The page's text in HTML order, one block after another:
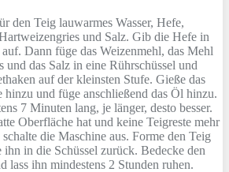
den Teig lauwarmes Wasser, Hefe,
und Salz. Gib die Hefe in
auf. Dann füge das Weizenmehl, das Mehl
und das Salz in eine Rührschüssel und
auf der kleinsten Stufe. Gieße das
hinzu und füge anschließend das Öl hinzu.
7 Minuten lang, je länger, desto besser.
Oberfläche hat und keine Teigreste mehr
die Maschine aus. Forme den Teig
in die Schüssel zurück. Bedecke den
lass ihn mindestens 2 Stunden ruhen.